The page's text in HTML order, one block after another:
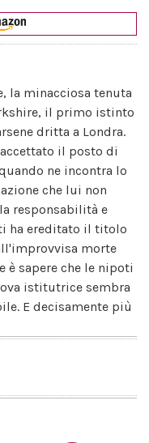
la minacciosa tenuta
il primo istinto
dritta a Londra.
il posto di
ne incontra lo
che lui non
responsabilità e
ha ereditato il titolo
morte
sapere che le nipoti
istitutrice sembra
E decisamente più